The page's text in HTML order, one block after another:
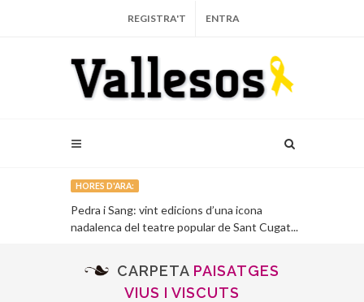
REGISTRA'T ENTRA
HORES D'ARA:
Pedra i Sang: vint edicions d’una icona
nadalenca del teatre popular de Sant Cugat...Granollers i
CARPETA PAISATGES
VIUS I VISCUTS